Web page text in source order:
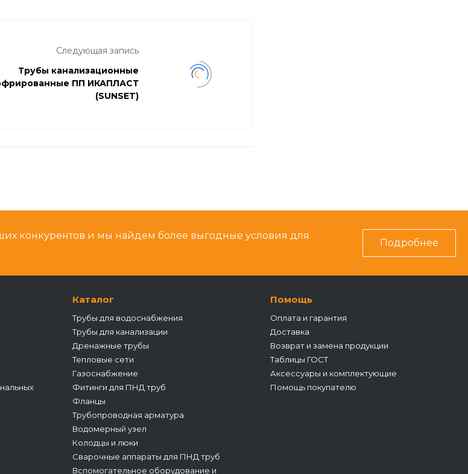
Следующая запись
Трубы канализационные
ПП ИКАПЛАСТ
(SUNSET)
конкурентов и мы найдем более выгодные условия для
Подробнее
Каталог
Трубы для водоснабжения
Трубы для канализации
Дренажные трубы
Тепловые сети
Газоснабжение
Фитинги для ПНД труб
Фланцы
Трубопроводная арматура
Водомерный узел
Колодцы и люки
Сварочные аппараты для ПНД труб
Вспомогательное оборудование и
Помощь
Оплата и гарантия
Доставка
Возврат и замена продукции
Таблицы ГОСТ
Аксессуары и комплектующие
Помощь покупателю